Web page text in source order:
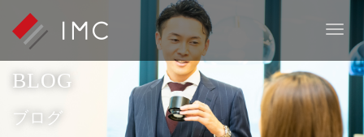
T
g
l
e
BLOG
ブログ